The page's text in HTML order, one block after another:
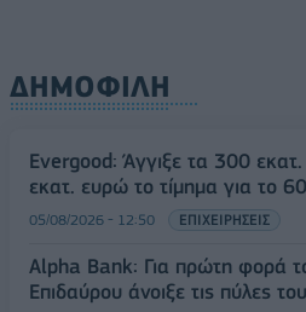
ΔΗΜΟΦΙΛΗ
Evergood: Άγγιξε τα 300
εκατ. ευρώ το τίμημα για το
05/08/2026 - 12:50 ΕΠΙΧΕΙΡΗΣΕΙΣ
Alpha Bank: Για πρώτη φορά
Επιδαύρου άνοιξε τις πύλες